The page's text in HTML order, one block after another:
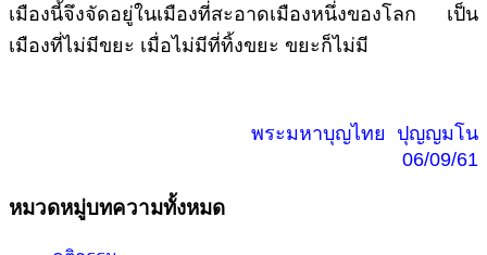
เมืองนี้จึงจัดอยู่ในเมืองที่สะอาดเมืองหนึ่งของโลก เป็น
เมืองที่ไม่มีขยะ เมื่อไม่มีที่ทิ้งขยะ ขยะก็ไม่มี
พระมหาบุญไทย ปุญญมโน
06/09/61
หมวดหมู่บทความทั้งหมด